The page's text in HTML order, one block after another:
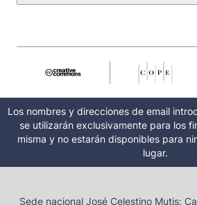
Los nombres y direcciones de email
se utilizarán exclusivamente para los
misma y no estarán disponibles para
lugar.
Sede nacional José Celestino Mutis: